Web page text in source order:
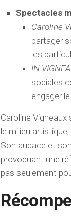
Spectacles
Caroline
partager
les
IN
sociales
engager
Caroline
le milieu
Son audace et
provoquant une
pas seulement